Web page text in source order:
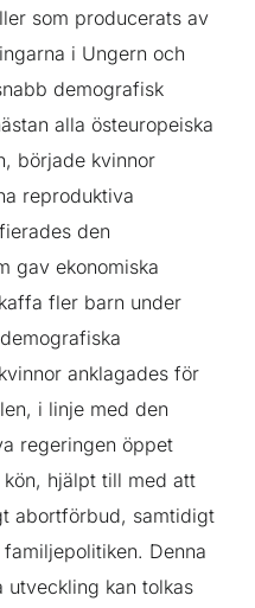
som producerats av
i Ungern och
demografisk
alla östeuropeiska
började kvinnor
reproduktiva
den
gav ekonomiska
fler barn under
anklagades för
i linje med den
regeringen öppet
hjälpt till med att
abortförbud, samtidigt
Denna
utveckling kan tolkas